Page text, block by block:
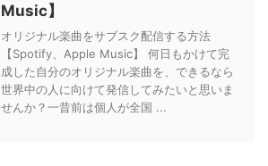
Music】
オリジナル楽曲をサブスク配信する方法
【Spotify、Apple Music】 何日もかけて完
成した自分のオリジナル楽曲を、できるなら
世界中の人に向けて発信してみたいと思いま
せんか？一昔前は個人が全国 ...